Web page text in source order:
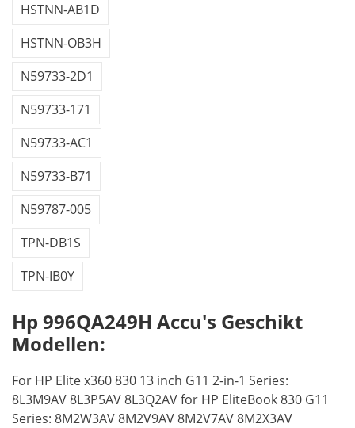
HSTNN-AB1D
HSTNN-OB3H
N59733-2D1
N59733-171
N59733-AC1
N59733-B71
N59787-005
TPN-DB1S
TPN-IB0Y
Hp 996QA249H Accu's Geschikt
Modellen:
For HP Elite x360 830 13 inch G11 2-in-1 Series:
8L3M9AV 8L3P5AV 8L3Q2AV for HP EliteBook 830 G11
Series: 8M2W3AV 8M2V9AV 8M2V7AV 8M2X3AV